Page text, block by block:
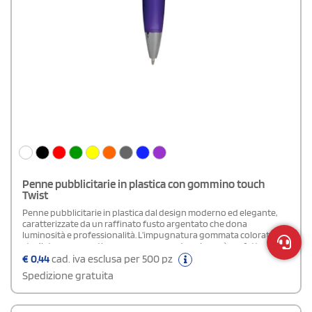
Penne pubblicitarie in plastica con gommino touch
Twist
Penne pubblicitarie in plastica dal design moderno ed elegante,
caratterizzate da un raffinato fusto argentato che dona
luminosità e professionalità. L’impugnatura gommata colorata,
studiata per garantire una presa comoda e sicura, è perfettamente
coordinata con il gommino touch. Il puntatore per schermi touch
consente un utilizzo pratico su smartphone e tablet, rendendole
perfette per la vita quotidiana, in ufficio o in mobilità.
€0,44cad. iva esclusa per 500 pz
Spedizione gratuita